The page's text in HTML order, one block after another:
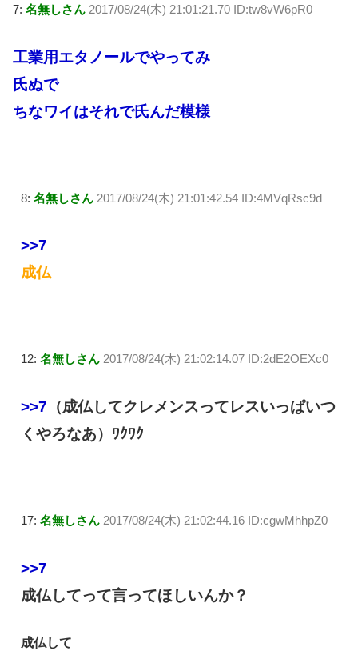
7: 名無しさん 2017/08/24(木) 21:01:21.70 ID:tw8vW6pR0
工業用エタノールでやってみ
氏ぬで
ちなワイはそれで氏んだ模様
8: 名無しさん 2017/08/24(木) 21:01:42.54 ID:4MVqRsc9d
>>7
成仏
12: 名無しさん 2017/08/24(木) 21:02:14.07 ID:2dE2OEXc0
>>7 （成仏してクレメンスってレスいっぱいつ
くやろなあ）ﾜｸﾜｸ
17: 名無しさん 2017/08/24(木) 21:02:44.16 ID:cgwMhhpZ0
>>7
成仏してって言ってほしいんか？
成仏して